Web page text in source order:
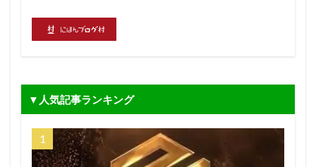
▼人気記事ランキング